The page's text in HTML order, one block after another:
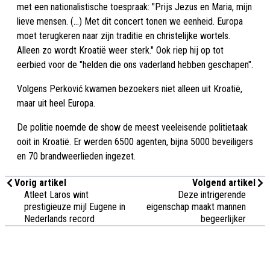
met een nationalistische toespraak: "Prijs Jezus en Maria, mijn
lieve mensen. (...) Met dit concert tonen we eenheid. Europa
moet terugkeren naar zijn traditie en christelijke wortels.
Alleen zo wordt Kroatië weer sterk." Ook riep hij op tot
eerbied voor de "helden die ons vaderland hebben geschapen".
Volgens Perković kwamen bezoekers niet alleen uit Kroatië,
maar uit heel Europa.
De politie noemde de show de meest veeleisende politietaak
ooit in Kroatië. Er werden 6500 agenten, bijna 5000 beveiligers
en 70 brandweerlieden ingezet.
Vorig artikel
Atleet Laros wint
prestigieuze mijl Eugene in
Nederlands record
Volgend artikel
Deze intrigerende
eigenschap maakt mannen
begeerlijker